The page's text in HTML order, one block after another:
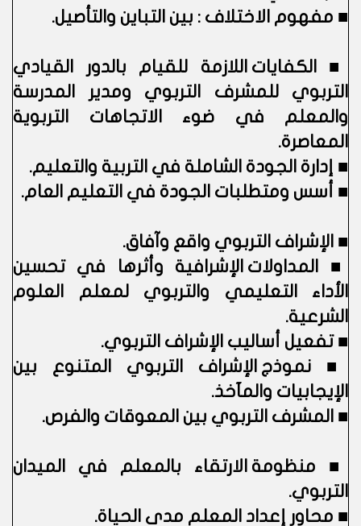
■ مفهوم الاختلاف : بين التباين والتأصيل.
■
الكفايات اللازمة للقيام بالدور القيادي
التربوي للمشرف التربوي ومدير المدرسة
والمعلم في ضوء الاتجاهات التربوية
المعاصرة.
■ إدارة الجودة الشاملة في التربية والتعليم.
■
أسس ومتطلبات الجودة في التعليم العام.
■ الإشراف التربوي واقع وآفاق.
■
المداولات الإشرافية وأثرها في تحسين
الأداء التعليمي والتربوي لمعلم العلوم
الشرعية.
■تفعيل أساليب الإشراف التربوي.
■ نموذج الإشراف التربوي المتنوع بين
الإيجابيات والمآخذ.
■ المشرف التربوي بين المعوقات والفرص.
■ منظومة الارتقاء بالمعلم في الميدان
التربوي.
■ محاور إعداد المعلم مدى الحياة.